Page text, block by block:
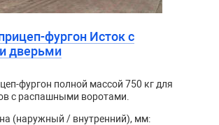
фургон Исток с
дверьми
фургон полной массой 750 кг для
с распашными воротами.
(наружный / внутренний), мм: